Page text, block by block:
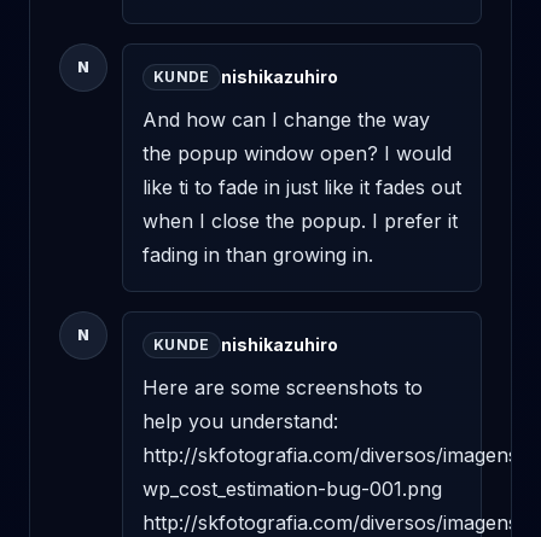
N
KUNDE nishikazuhiro
And how can I change the way
the popup window open? I would
like ti to fade in just like it fades out
when I close the popup. I prefer it
fading in than growing in.
N
KUNDE nishikazuhiro
Here are some screenshots to
help you understand:
http://skfotografia.com/diversos/imagens/
wp_cost_estimation-bug-001.png
http://skfotografia.com/diversos/imagens/